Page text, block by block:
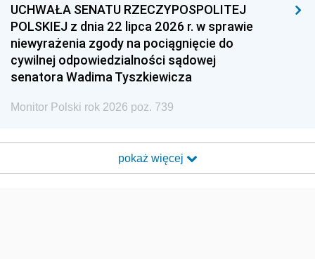
UCHWAŁA SENATU RZECZYPOSPOLITEJ
POLSKIEJ z dnia 22 lipca 2026 r. w sprawie
niewyrażenia zgody na pociągnięcie do
cywilnej odpowiedzialności sądowej
senatora Wadima Tyszkiewicza
Monitor Polski rok 2026 poz. 739
pokaż więcej